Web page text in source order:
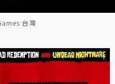
台灣